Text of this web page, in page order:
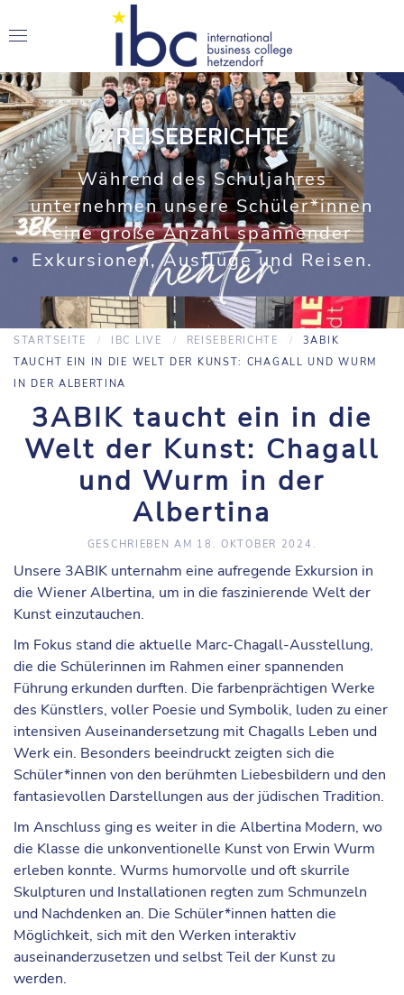
REISEBERICHTE
Während des Schuljahres
unternehmen unsere Schüler*innen
eine große Anzahl spannender
Exkursionen, Ausflüge und Reisen.
STARTSEITE IBC LIVE REISEBERICHTE
3ABIK
TAUCHT EIN IN DIE WELT DER KUNST: CHAGALL UND WURM
IN DER ALBERTINA
3ABIK taucht ein in die
Welt der Kunst: Chagall
und Wurm in der
Albertina
GESCHRIEBEN AM 18. OKTOBER 2024 .
Unsere 3ABIK unternahm eine aufregende Exkursion in
die Wiener Albertina, um in die faszinierende Welt der
Kunst einzutauchen.
Im Fokus stand die aktuelle Marc-Chagall-Ausstellung,
die die Schülerinnen im Rahmen einer spannenden
Führung erkunden durften. Die farbenprächtigen Werke
des Künstlers, voller Poesie und Symbolik, luden zu einer
intensiven Auseinandersetzung mit Chagalls Leben und
Werk ein. Besonders beeindruckt zeigten sich die
Schüler*innen von den berühmten Liebesbildern und den
fantasievollen Darstellungen aus der jüdischen Tradition.
Im Anschluss ging es weiter in die Albertina Modern, wo
die Klasse die unkonventionelle Kunst von Erwin Wurm
erleben konnte. Wurms humorvolle und oft skurrile
Skulpturen und Installationen regten zum Schmunzeln
und Nachdenken an. Die Schüler*innen hatten die
Möglichkeit, sich mit den Werken interaktiv
auseinanderzusetzen und selbst Teil der Kunst zu
werden.